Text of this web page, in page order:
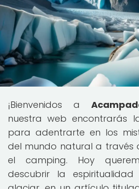
¡Bienvenidos a
nuestra web encontrarás
para adentrarte en los
del mundo natural a través
el camping. Hoy
descubrir la espiritualidad